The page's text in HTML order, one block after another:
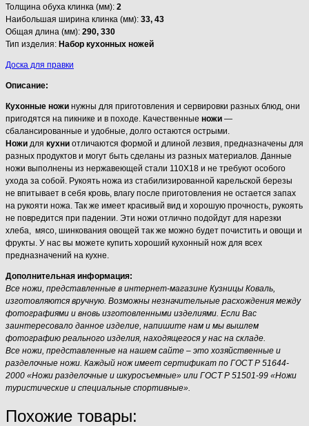
Толщина обуха клинка (мм): 2
Наибольшая ширина клинка (мм): 33, 43
Общая длина (мм): 290, 330
Тип изделия: Набор кухонных ножей
Доска для правки
Описание:
Кухонные ножи нужны для приготовления и сервировки разных блюд, они
пригодятся на пикнике и в походе. Качественные ножи —
сбалансированные и удобные, долго остаются острыми.
Ножи для кухни отличаются формой и длиной лезвия, предназначены для
разных продуктов и могут быть сделаны из разных материалов. Данные
ножи выполнены из нержавеющей стали 110Х18 и не требуют особого
ухода за собой. Рукоять ножа из стабилизированной карельской березы
не впитывает в себя кровь, влагу после приготовления не остается запах
на рукояти ножа. Так же имеет красивый вид и хорошую прочность, рукоять
не повредится при падении. Эти ножи отлично подойдут для нарезки
хлеба, мясо, шинкования овощей так же можно будет почистить и овощи и
фрукты. У нас вы можете купить хороший кухонный нож для всех
предназначений на кухне.
Дополнительная информация:
Все ножи, представленные в интернет-магазине Кузницы Коваль,
изготовляются вручную. Возможны незначительные расхождения между
фотографиями и вновь изготовленными изделиями. Если Вас
заинтересовало данное изделие, напишите нам и мы вышлем
фотографию реального изделия, находящегося у нас на складе.
Все ножи, представленные на нашем сайте – это хозяйственные и
разделочные ножи. Каждый нож имеет сертификат по ГОСТ Р 51644-
2000 «Ножи разделочные и шкуросъемные» или ГОСТ Р 51501-99 «Ножи
туристические и специальные спортивные».
Похожие товары: